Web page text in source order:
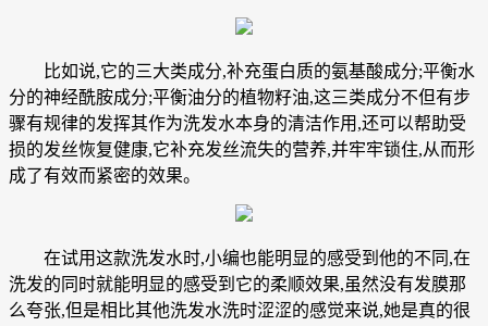
比如说,它的三大类成分,补充蛋白质的氨基酸成分;平衡水
分的神经酰胺成分;平衡油分的植物籽油,这三类成分不但有步
骤有规律的发挥其作为洗发水本身的清洁作用,还可以帮助受
损的发丝恢复健康,它补充发丝流失的营养,并牢牢锁住,从而形
成了有效而紧密的效果。
在试用这款洗发水时,小编也能明显的感受到他的不同,在
洗发的同时就能明显的感受到它的柔顺效果,虽然没有发膜那
么夸张,但是相比其他洗发水洗时涩涩的感觉来说,她是真的很